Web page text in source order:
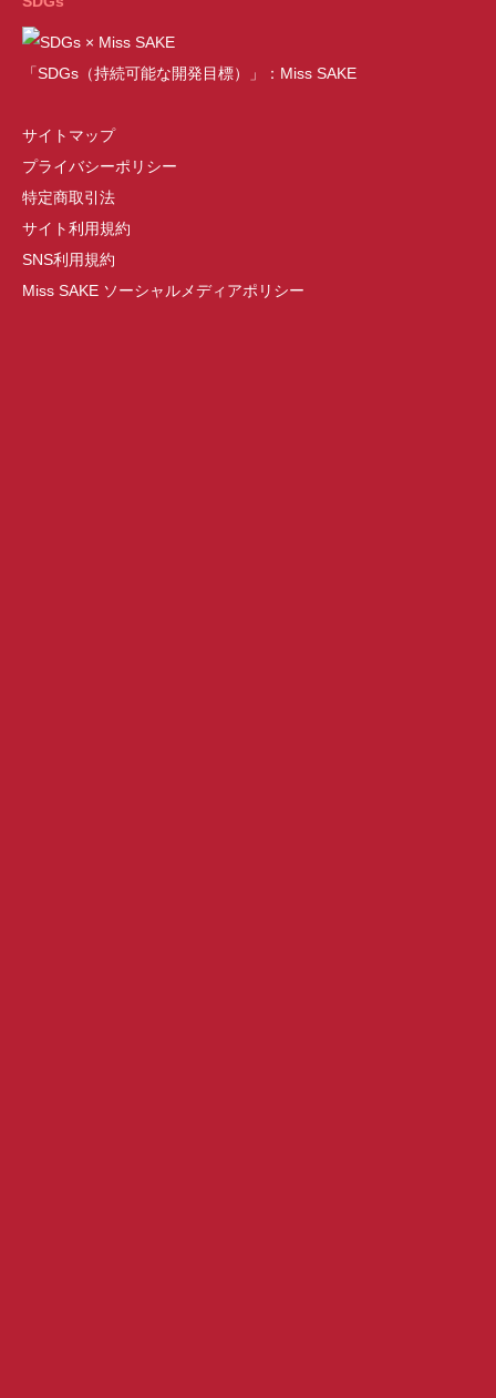
「SDGs（持続可能な開発目標）」：Miss SAKE
サイトマップ
プライバシーポリシー
特定商取引法
サイト利用規約
SNS利用規約
Miss SAKE ソーシャルメディアポリシー